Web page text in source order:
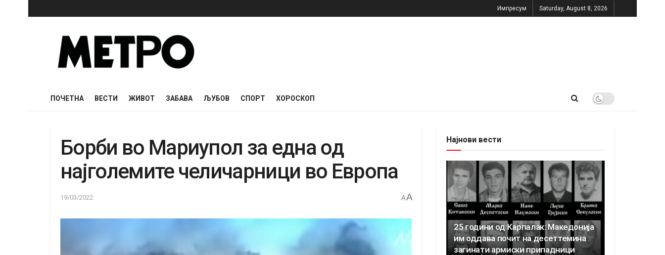
Импресум Saturday, August 8, 2026
ПОЧЕТНА ВЕСТИ ЖИВОТ ЗАБАВА ЉУБОВ СПОРТ ХОРОСКОП
Борби во Мариупол за една од
најголемите челичарници во Европа
19/03/2022 AA
Најнови вести
25 години од Карпалак: Македонија
им оддава почит на десеттемина
загинати армиски припадници